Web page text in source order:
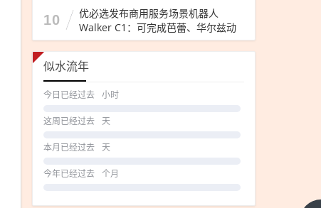
10
优必选发布商用服务场景机器人
Walker C1：可完成芭蕾、华尔兹动
作
似水流年
今日已经过去 小时
这周已经过去 天
本月已经过去 天
今年已经过去 个月